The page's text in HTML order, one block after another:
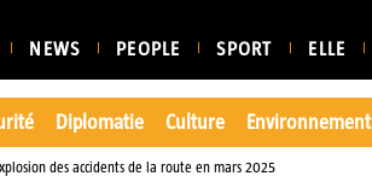
NEWS PEOPLE SPORT ELLE
Diplomatie Culture Environnement
des accidents de la route en mars 2025